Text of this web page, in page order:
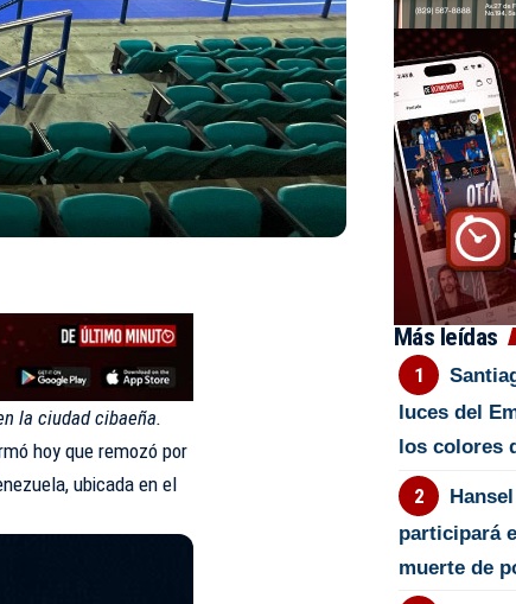
la ciudad cibaeña.
hoy que remozó por
ubicada en el
Más leídas
luces del
los colores
participará
muerte de